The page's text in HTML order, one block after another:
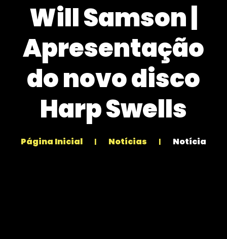
Will Samson |
Apresentação
do novo disco
Harp Swells
Página Inicial Notícias Notícia